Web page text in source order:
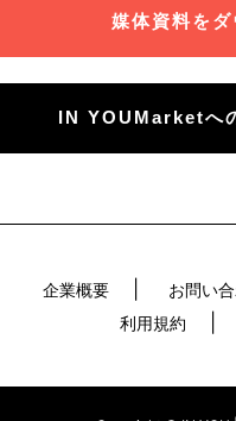
媒体資料を
IN YOUMarketへ
企業概要 お問い
利用規約